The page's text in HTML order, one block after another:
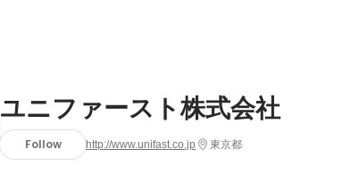
ユニファースト株式会社
Follow http://www.unifast.co.jp 東京都